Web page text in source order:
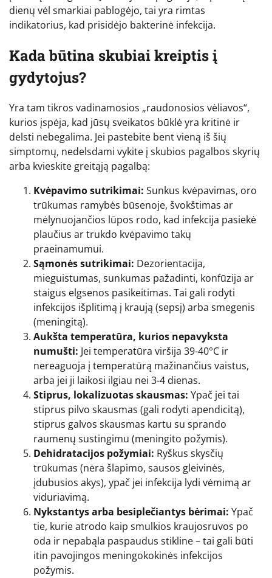
dienų vėl smarkiai pablogėjo, tai yra rimtas
indikatorius, kad prisidėjo bakterinė infekcija.
Kada būtina skubiai kreiptis į
gydytojus?
Yra tam tikros vadinamosios „raudonosios vėliavos“,
kurios įspėja, kad jūsų sveikatos būklė yra kritinė ir
delsti nebegalima. Jei pastebite bent vieną iš šių
simptomų, nedelsdami vykite į skubios pagalbos skyrių
arba kvieskite greitąją pagalbą:
Kvėpavimo sutrikimai: Sunkus kvėpavimas, oro
trūkumas ramybės būsenoje, švokštimas ar
mėlynuojančios lūpos rodo, kad infekcija pasiekė
plaučius ar trukdo kvėpavimo takų
praeinamumui.
Sąmonės sutrikimai: Dezorientacija,
mieguistumas, sunkumas pažadinti, konfūzija ar
staigus elgsenos pasikeitimas. Tai gali rodyti
infekcijos išplitimą į kraują (sepsį) arba smegenis
(meningitą).
Aukšta temperatūra, kurios nepavyksta
numušti: Jei temperatūra viršija 39-40°C ir
nereaguoja į temperatūrą mažinančius vaistus,
arba jei ji laikosi ilgiau nei 3-4 dienas.
Stiprus, lokalizuotas skausmas: Ypač jei tai
stiprus pilvo skausmas (gali rodyti apendicitą),
stiprus galvos skausmas kartu su sprando
raumenų sustingimu (meningito požymis).
Dehidratacijos požymiai: Ryškus skysčių
trūkumas (nėra šlapimo, sausos gleivinės,
įdubusios akys), ypač jei infekcija lydi vėmimą ar
viduriavimą.
Nykstantys arba besiplečiantys bėrimai: Ypač
tie, kurie atrodo kaip smulkios kraujosruvos po
oda ir nepabąla paspaudus stikline – tai gali būti
itin pavojingos meningokokinės infekcijos
požymis.